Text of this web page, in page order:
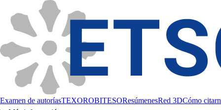
Examen de autoríasTEXOROBITESOResúmenesRed 3DCómo